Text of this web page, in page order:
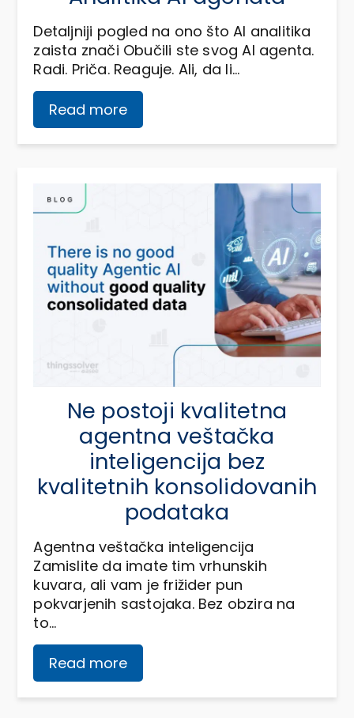
Detaljniji pogled na ono što AI analitika
zaista znači Obučili ste svog AI agenta.
Radi. Priča. Reaguje. Ali, da li…
Read more
Ne postoji kvalitetna
agentna veštačka
inteligencija bez
kvalitetnih konsolidovanih
podataka
Agentna veštačka inteligencija
Zamislite da imate tim vrhunskih
kuvara, ali vam je frižider pun
pokvarjenih sastojaka. Bez obzira na
to…
Read more